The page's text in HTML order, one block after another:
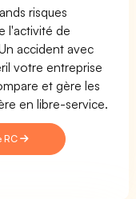
risques
l'activité de
accident avec
votre entreprise
et gère les
en libre-service.
RC